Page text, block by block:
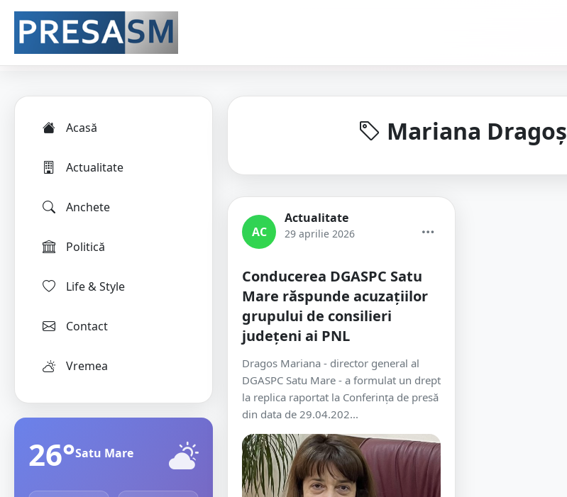
Acasă
Actualitate
Anchete
Politică
Life & Style
Contact
Vremea
26°Satu Mare
Mariana Dragoș
AC
Actualitate
29 aprilie 2026
Conducerea DGASPC Satu
Mare răspunde acuzațiilor
grupului de consilieri
județeni ai PNL
Dragos Mariana - director general al
DGASPC Satu Mare - a formulat un drept
la replica raportat la Conferința de presă
din data de 29.04.202...